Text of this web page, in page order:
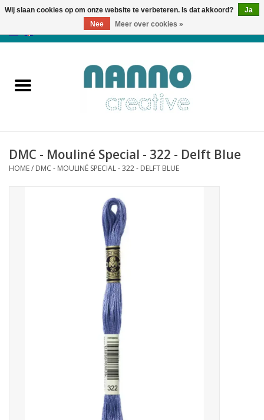
Producten
Nieuws
DMC - Mouliné Special - 322 - Delft Blue
HOME/ DMC - MOULINÉ SPECIAL - 322 - DELFT BLUE
Wij slaan cookies op om onze website te verbeteren. Is dat akkoord?
Ja
Nee
Meer over cookies »